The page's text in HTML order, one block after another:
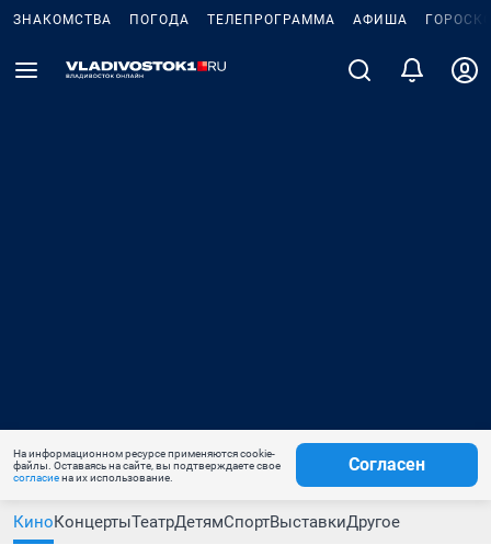
ЗНАКОМСТВА ПОГОДА ТЕЛЕПРОГРАММА АФИША
На информационном ресурсе применяются cookie-
файлы. Оставаясь на сайте, вы подтверждаете свое
согласиена их использование.
Согласен
КиноКонцертыТеатрДетямСпортВыставкиДругое